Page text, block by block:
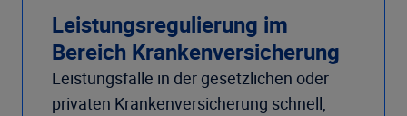
Leistungsregulierung im
Bereich Krankenversicherung
Leistungsfälle in der gesetzlichen oder
privaten Krankenversicherung schnell,